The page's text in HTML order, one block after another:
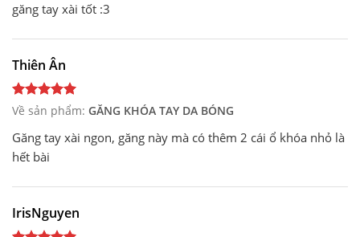
găng tay xài tốt :3
Thiên Ân
Về sản phẩm: GĂNG KHÓA TAY DA BÓNG
Găng tay xài ngon, găng này mà có thêm 2 cái ổ khóa nhỏ là
hết bài
IrisNguyen